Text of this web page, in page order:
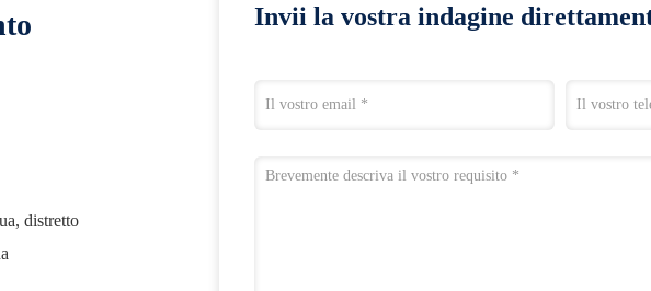
distretto
Invii la vostra indagine